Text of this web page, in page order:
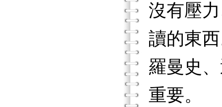
沒有壓
讀的東
羅曼史
重要。